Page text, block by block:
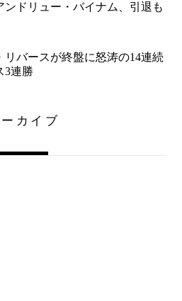
ンドリュー・バイナム、引退も
リバースが終盤に怒涛の14連続
3連勝
カイブ